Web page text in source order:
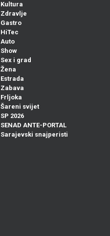
Kultura
Zdravlje
Gastro
HiTec
Auto
Show
Sex i grad
Žena
Estrada
Zabava
Frljoka
Šareni svijet
SP 2026
SENAD ANTE-PORTAL
Sarajevski snajperisti